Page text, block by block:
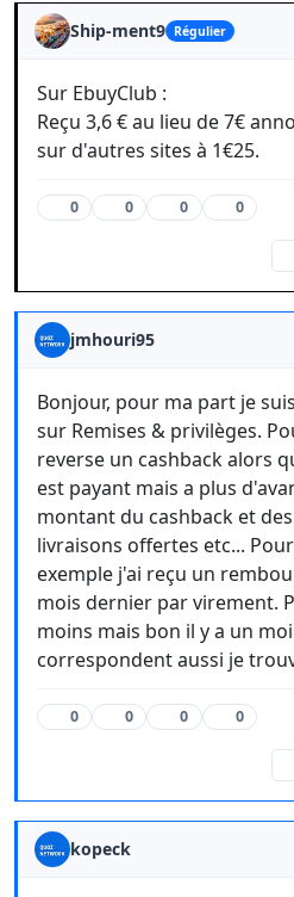
Ship-ment9 Régulier
Sur EbuyClub :
Reçu 3,6 € au lieu de 7€
sur d'autres sites à 1€25.
0 0 0 0
jmhouri95
Bonjour, pour ma part je
sur Remises & privilèges.
reverse un cashback alors
est payant mais a plus
montant du cashback et
livraisons offertes etc...
exemple j'ai reçu un
mois dernier par virement.
moins mais bon il y a un
correspondent aussi je
0 0 0 0
kopeck